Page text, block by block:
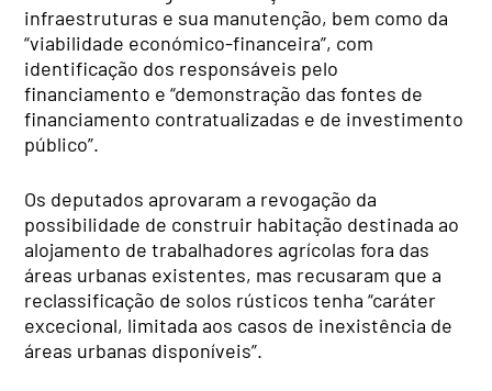
infraestruturas e sua manutenção, bem como da
“viabilidade económico-financeira”, com
identificação dos responsáveis pelo
financiamento e “demonstração das fontes de
financiamento contratualizadas e de investimento
público”.
Os deputados aprovaram a revogação da
possibilidade de construir habitação destinada ao
alojamento de trabalhadores agrícolas fora das
áreas urbanas existentes, mas recusaram que a
reclassificação de solos rústicos tenha “caráter
excecional, limitada aos casos de inexistência de
áreas urbanas disponíveis”.